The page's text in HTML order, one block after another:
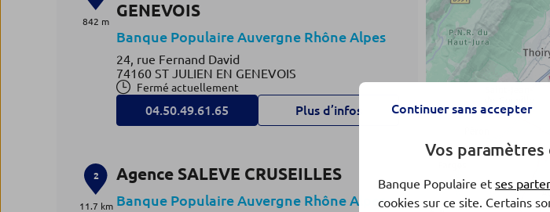
842 m
GENEVOIS
Banque Populaire Auvergne Rhône Alpes
24, rue Fernand David
74160 ST JULIEN EN GENEVOIS
Fermé actuellement
04.50.49.61.65 Plus d’infos
2
11.7 km
Agence SALEVE CRUSEILLES
Banque Populaire Auvergne Rhône Alpes
Continuer sans accepter
Vos paramètres
Banque Populaire et ses
cookies sur ce site. Certains